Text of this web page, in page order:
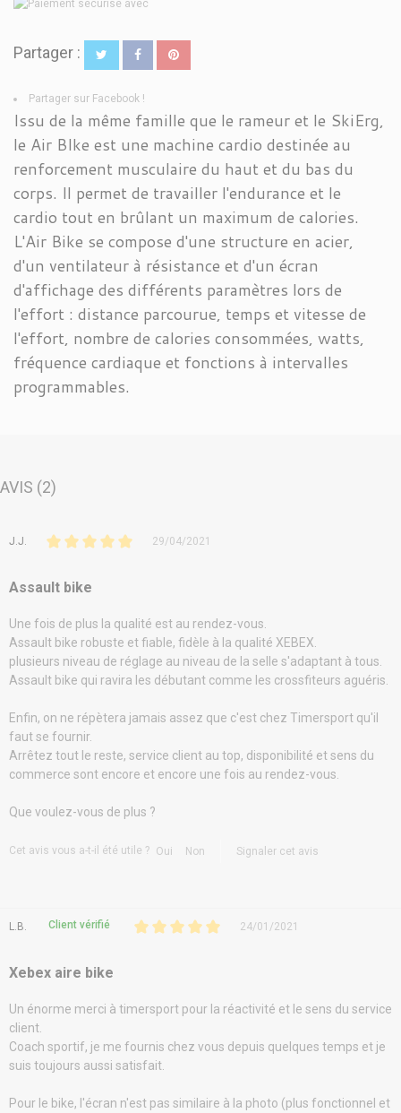
Partager :
Partager sur Facebook !
Issu de la même famille que le rameur et le SkiErg,
le Air BIke est une machine cardio destinée au
renforcement musculaire du haut et du bas du
corps. Il permet de travailler l'endurance et le
cardio tout en brûlant un maximum de calories.
L'Air Bike se compose d'une structure en acier,
d'un ventilateur à résistance et d'un écran
d'affichage des différents paramètres lors de
l'effort : distance parcourue, temps et vitesse de
l'effort, nombre de calories consommées, watts,
fréquence cardiaque et fonctions à intervalles
programmables.
AVIS (2)
J.J. 29/04/2021
Assault bike
Une fois de plus la qualité est au rendez-vous.
Assault bike robuste et fiable, fidèle à la qualité XEBEX.
plusieurs niveau de réglage au niveau de la selle s'adaptant à tous.
Assault bike qui ravira les débutant comme les crossfiteurs aguéris.
Enfin, on ne répètera jamais assez que c'est chez Timersport qu'il
faut se fournir.
Arrêtez tout le reste, service client au top, disponibilité et sens du
commerce sont encore et encore une fois au rendez-vous.
Que voulez-vous de plus ?
Cet avis vous a-t-il été utile ? Oui Non Signaler cet avis
L.B. Client vérifié 24/01/2021
Xebex aire bike
Un énorme merci à timersport pour la réactivité et le sens du service
client.
Coach sportif, je me fournis chez vous depuis quelques temps et je
suis toujours aussi satisfait.
Pour le bike, l'écran n'est pas similaire à la photo (plus fonctionnel et